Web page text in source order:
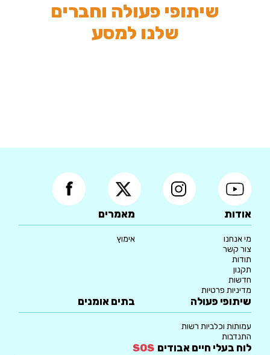
שיתופי פעולה וחברים
שלנו למסע
אודות
מי אנחנו
צור קשר
תודות
תקנון
חדשות
מדיניות פרטיות
מאמרים
אימוץ
שיתופי פעולה
עמותות וכלביות רשות
התנדבות
בתים אומנים
לוח בעלי חיים אבודים SOS